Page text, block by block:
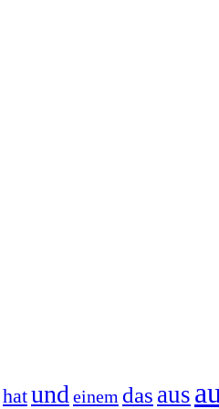
hatundeinem das aus